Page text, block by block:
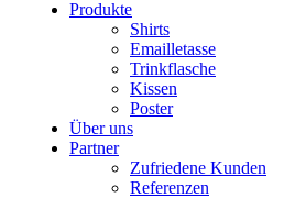
Produkte
Shirts
Emailletasse
Trinkflasche
Kissen
Poster
Über uns
Partner
Zufriedene Kunden
Referenzen